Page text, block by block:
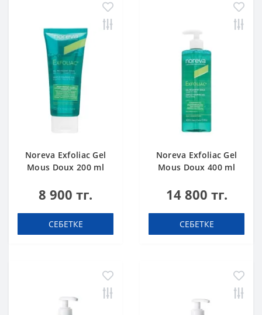
Noreva Exfoliac Gel
Mous Doux 200 ml
8 900 тг.
СЕБЕТКЕ
Noreva Exfoliac Gel
Mous Doux 400 ml
14 800 тг.
СЕБЕТКЕ